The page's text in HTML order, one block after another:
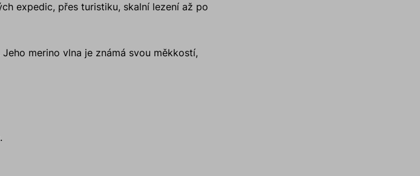
expedic, přes turistiku, skalní lezení až po
merino vlna je známá svou měkkostí,